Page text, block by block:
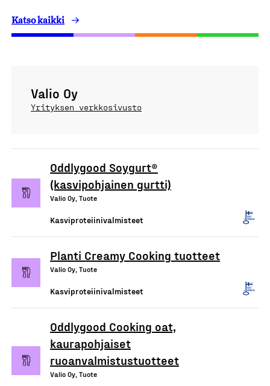
Katso kaikki
Valio Oy
Yrityksen verkkosivusto
Oddlygood Soygurt®
(kasvipohjainen gurtti)
Valio Oy, Tuote
Kasviproteiinivalmisteet
Planti Creamy Cooking tuotteet
Valio Oy, Tuote
Kasviproteiinivalmisteet
Oddlygood Cooking oat,
kaurapohjaiset
ruoanvalmistustuotteet
Valio Oy, Tuote